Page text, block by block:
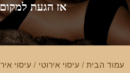
אז הגעת למקום
עמוד הבית / עיסוי אירוטי / עיסוי